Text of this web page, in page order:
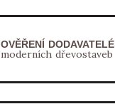
OVĚŘENÍ DODAVATELÉ
moderních dřevostaveb